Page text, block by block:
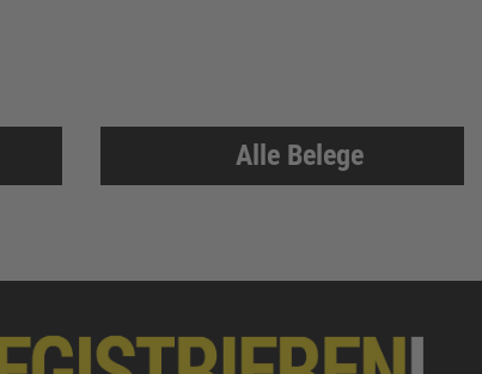
Alle Belege